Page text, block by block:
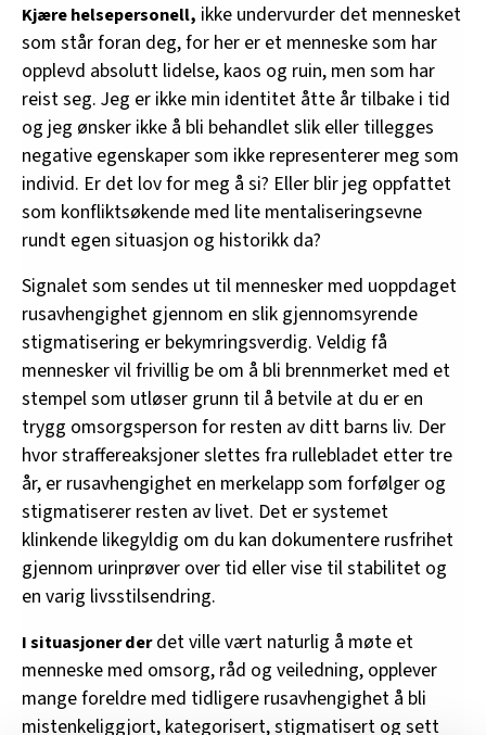
Kjære helsepersonell, ikke undervurder det mennesket
som står foran deg, for her er et menneske som har
opplevd absolutt lidelse, kaos og ruin, men som har
reist seg. Jeg er ikke min identitet åtte år tilbake i tid
og jeg ønsker ikke å bli behandlet slik eller tillegges
negative egenskaper som ikke representerer meg som
individ. Er det lov for meg å si? Eller blir jeg oppfattet
som konfliktsøkende med lite mentaliseringsevne
rundt egen situasjon og historikk da?
Signalet som sendes ut til mennesker med uoppdaget
rusavhengighet gjennom en slik gjennomsyrende
stigmatisering er bekymringsverdig. Veldig få
mennesker vil frivillig be om å bli brennmerket med et
stempel som utløser grunn til å betvile at du er en
trygg omsorgsperson for resten av ditt barns liv. Der
hvor straffereaksjoner slettes fra rullebladet etter tre
år, er rusavhengighet en merkelapp som forfølger og
stigmatiserer resten av livet. Det er systemet
klinkende likegyldig om du kan dokumentere rusfrihet
gjennom urinprøver over tid eller vise til stabilitet og
en varig livsstilsendring.
I situasjoner derdet ville vært naturlig å møte et
menneske med omsorg, råd og veiledning, opplever
mange foreldre med tidligere rusavhengighet å bli
mistenkeliggjort, kategorisert, stigmatisert og sett